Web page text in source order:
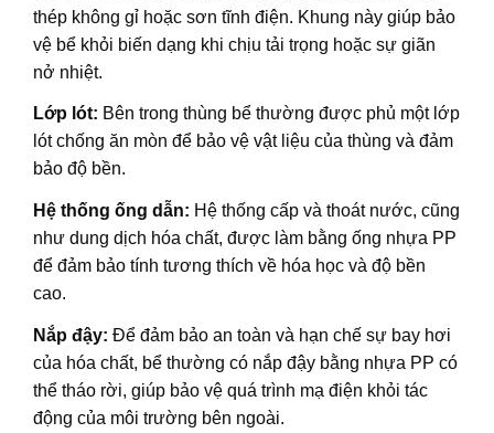
thép không gỉ hoặc sơn tĩnh điện. Khung này giúp bảo
vệ bể khỏi biến dạng khi chịu tải trọng hoặc sự giãn
nở nhiệt.
Lớp lót: Bên trong thùng bể thường được phủ một lớp
lót chống ăn mòn để bảo vệ vật liệu của thùng và đảm
bảo độ bền.
Hệ thống ống dẫn: Hệ thống cấp và thoát nước, cũng
như dung dịch hóa chất, được làm bằng ống nhựa PP
để đảm bảo tính tương thích về hóa học và độ bền
cao.
Nắp đậy: Để đảm bảo an toàn và hạn chế sự bay hơi
của hóa chất, bể thường có nắp đậy bằng nhựa PP có
thể tháo rời, giúp bảo vệ quá trình mạ điện khỏi tác
động của môi trường bên ngoài.